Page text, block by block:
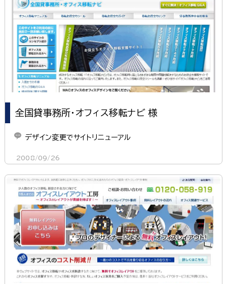
全国貸事務所・オフィス移転ナビ 様
デザイン変更でサイトリニューアル
2008/09/26